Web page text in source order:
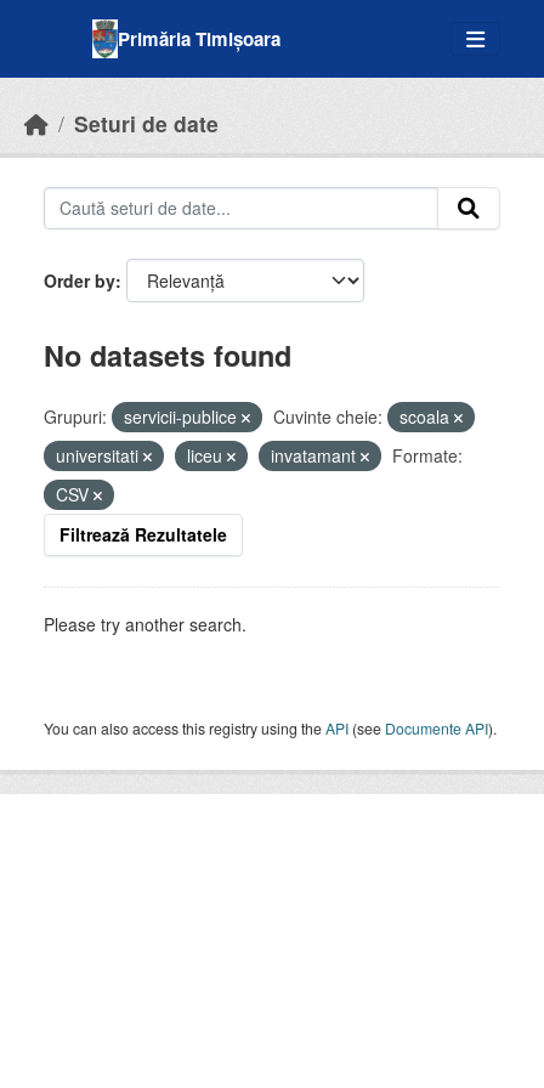
Primăria Timișoara
Seturi de date
Order by
No datasets found
Grupuri: servicii-publice Cuvinte cheie:
scoala
universitati
liceu invatamant
Formate:
CSV
Filtrează Rezultatele
Please try another search.
You can also access this registry using theAPI (see Documente API).